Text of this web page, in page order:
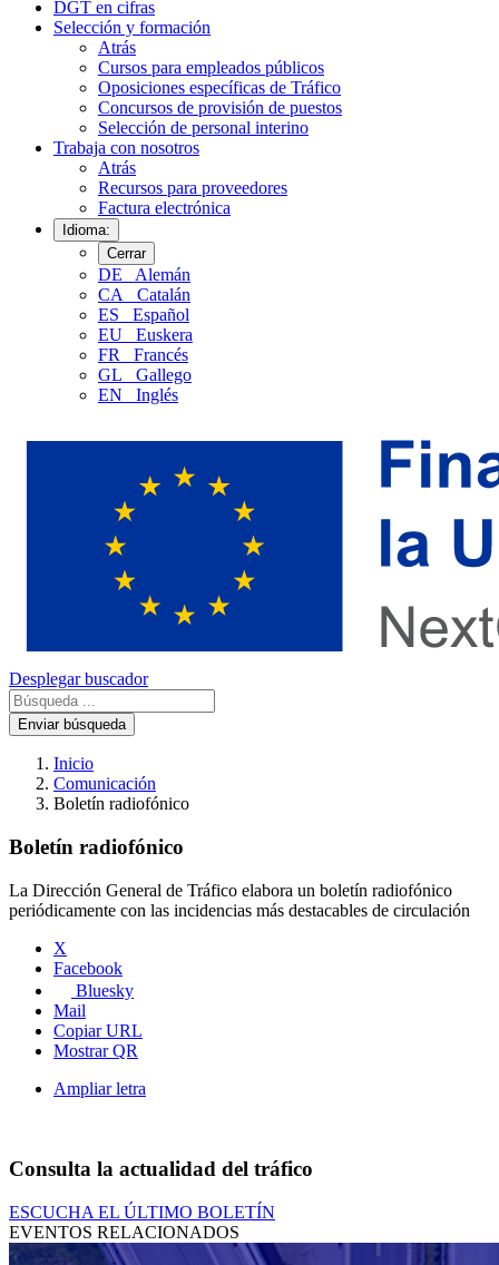
DGT en cifras
Selección y formación
Atrás
Cursos para empleados públicos
Oposiciones específicas de Tráfico
Concursos de provisión de puestos
Selección de personal interino
Trabaja con nosotros
Atrás
Recursos para proveedores
Factura electrónica
Idioma:
Cerrar
DE
Alemán
CA
Catalán
ES
Español
EU
Euskera
FR
Francés
GL
Gallego
EN
Inglés
Desplegar buscador
Enviar búsqueda
Inicio
Comunicación
Boletín radiofónico
Boletín radiofónico
La Dirección General de Tráfico elabora un boletín radiofónico
periódicamente con las incidencias más destacables de circulación
X
Facebook
Bluesky
Mail
Copiar URL
Mostrar QR
Ampliar letra
Consulta la actualidad del tráfico
ESCUCHA EL ÚLTIMO BOLETÍN
EVENTOS RELACIONADOS